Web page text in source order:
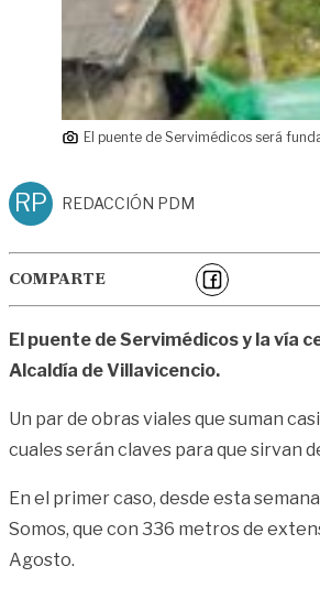
El puente de Servimédicos será
RP REDACCIÓN PDM
COMPARTE
El puente de Servimédicos y la vía
Alcaldía de Villavicencio.
Un par de obras viales que suman
cuales serán claves para que sirvan
En el primer caso, desde esta
Somos, que con 336 metros de
Agosto.